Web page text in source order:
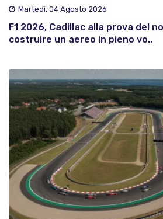
Martedì, 04 Agosto 2026
F1 2026, Cadillac alla prova del
costruire un aereo in pieno vo..